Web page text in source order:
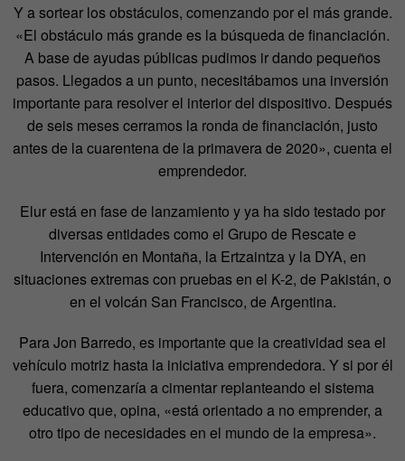
Y a sortear los obstáculos, comenzando por el más grande.
«El obstáculo más grande es la búsqueda de financiación.
A base de ayudas públicas pudimos ir dando pequeños
pasos. Llegados a un punto, necesitábamos una inversión
importante para resolver el interior del dispositivo. Después
de seis meses cerramos la ronda de financiación, justo
antes de la cuarentena de la primavera de 2020», cuenta el
emprendedor.
Elur está en fase de lanzamiento y ya ha sido testado por
diversas entidades como el Grupo de Rescate e
Intervención en Montaña, la Ertzaintza y la DYA, en
situaciones extremas con pruebas en el K-2, de Pakistán, o
en el volcán San Francisco, de Argentina.
Para Jon Barredo, es importante que la creatividad sea el
vehículo motriz hasta la iniciativa emprendedora. Y si por él
fuera, comenzaría a cimentar replanteando el sistema
educativo que, opina, «está orientado a no emprender, a
otro tipo de necesidades en el mundo de la empresa».